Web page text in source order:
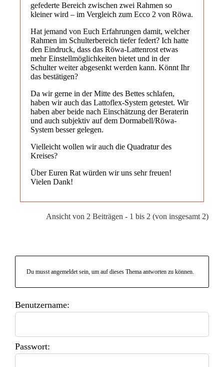
gefederte Bereich zwischen zwei Rahmen so
kleiner wird – im Vergleich zum Ecco 2 von Röwa.
Hat jemand von Euch Erfahrungen damit, welcher
Rahmen im Schulterbereich tiefer federt? Ich hatte
den Eindruck, dass das Röwa-Lattenrost etwas
mehr Einstellmöglichkeiten bietet und in der
Schulter weiter abgesenkt werden kann. Könnt Ihr
das bestätigen?
Da wir gerne in der Mitte des Bettes schlafen,
haben wir auch das Lattoflex-System getestet. Wir
haben aber beide nach Einschätzung der Beraterin
und auch subjektiv auf dem Dormabell/Röwa-
System besser gelegen.
Vielleicht wollen wir auch die Quadratur des
Kreises?
Über Euren Rat würden wir uns sehr freuen!
Vielen Dank!
Ansicht von 2 Beiträgen - 1 bis 2 (von insgesamt 2)
Du musst angemeldet sein, um auf dieses Thema antworten zu können.
Benutzername:
Passwort: